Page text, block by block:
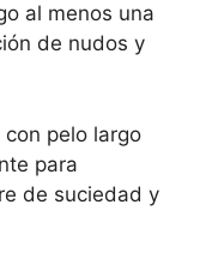
al menos una
de nudos y
con pelo largo
para
de suciedad y